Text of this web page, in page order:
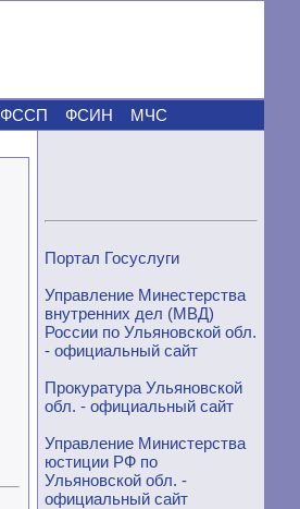
ФССП ФСИН МЧС
Портал Госуслуги
Управление Минестерства
внутренних дел (МВД)
России по Ульяновской обл.
- официальный сайт
Прокуратура Ульяновской
обл. - официальный сайт
Управление Министерства
юстиции РФ по
Ульяновской обл. -
официальный сайт